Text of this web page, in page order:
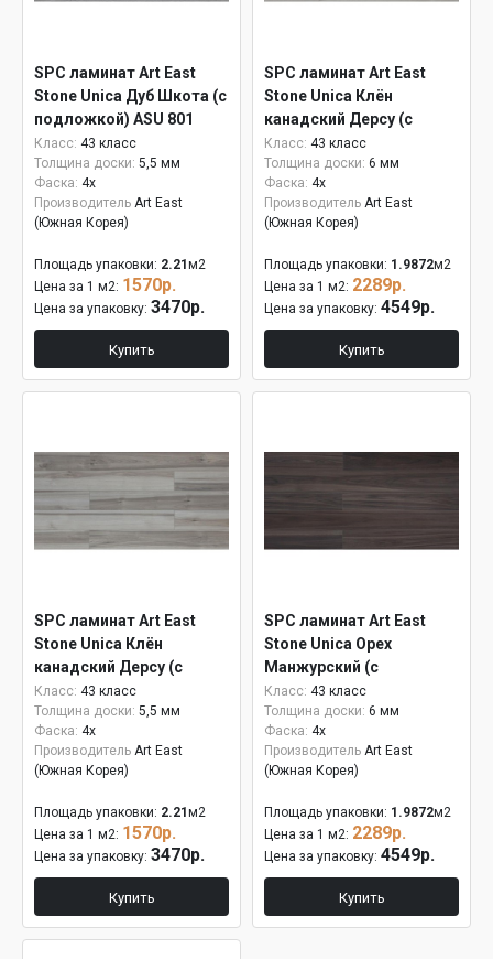
SPC ламинат Art East
Stone Unica Дуб Шкота (с
подложкой) ASU 801
Класс: 43 класс
Толщина доски: 5,5 мм
Фаска: 4x
Производитель Art East
(Южная Корея)
Площадь упаковки: 2.21 м2
Цена за 1 м2: 1570р.
Цена за упаковку: 3470р.
Купить
SPC ламинат Art East
Stone Unica Клён
канадский Дерсу (с
подложкой) 6 мм ASU
805
Класс: 43 класс
Толщина доски: 6 мм
Фаска: 4x
Производитель Art East
(Южная Корея)
Площадь упаковки: 1.9872м2
Цена за 1 м2: 2289р.
Цена за упаковку: 4549р.
Купить
SPC ламинат Art East
Stone Unica Клён
канадский Дерсу (с
подложкой) ASU 805
Класс: 43 класс
Толщина доски: 5,5 мм
Фаска: 4x
Производитель Art East
(Южная Корея)
Площадь упаковки: 2.21 м2
Цена за 1 м2: 1570р.
Цена за упаковку: 3470р.
Купить
SPC ламинат Art East
Stone Unica Орех
Манжурский (с
подложкой) 6 мм ASU
807
Класс: 43 класс
Толщина доски: 6 мм
Фаска: 4x
Производитель Art East
(Южная Корея)
Площадь упаковки: 1.9872м2
Цена за 1 м2: 2289р.
Цена за упаковку: 4549р.
Купить